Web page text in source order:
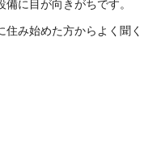
に目が向きがちです。
み始めた方からよく聞く